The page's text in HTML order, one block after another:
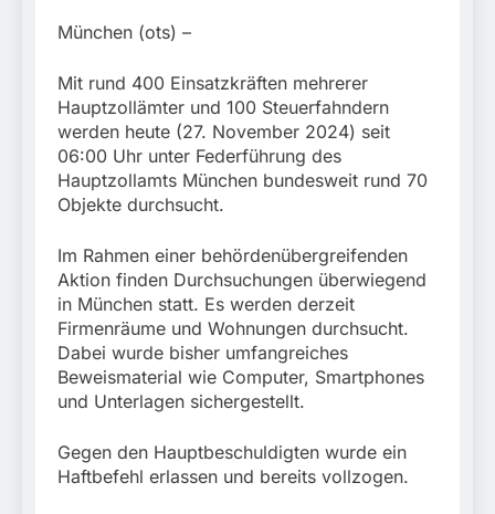
wegen gefährlichen
Eingriffs in den
Bahnverkehr
München (ots) –
Mit rund 400 Einsatzkräften mehrerer
Hauptzollämter und 100 Steuerfahndern
werden heute (27. November 2024) seit
06:00 Uhr unter Federführung des
Hauptzollamts München bundesweit rund 70
Objekte durchsucht.
Im Rahmen einer behördenübergreifenden
Aktion finden Durchsuchungen überwiegend
in München statt. Es werden derzeit
Firmenräume und Wohnungen durchsucht.
Dabei wurde bisher umfangreiches
Beweismaterial wie Computer, Smartphones
und Unterlagen sichergestellt.
Gegen den Hauptbeschuldigten wurde ein
Haftbefehl erlassen und bereits vollzogen.